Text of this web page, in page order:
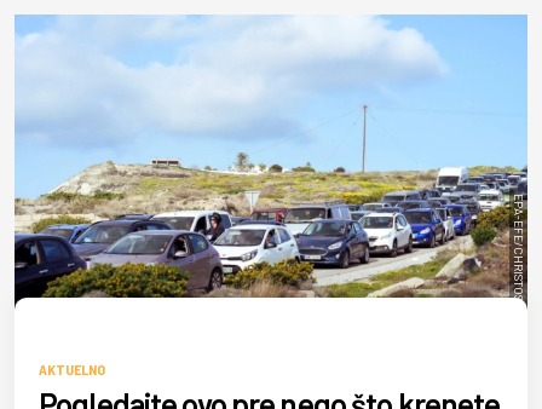
EPA-EFE/CHRISTOS YANTSIS
AKTUELNO